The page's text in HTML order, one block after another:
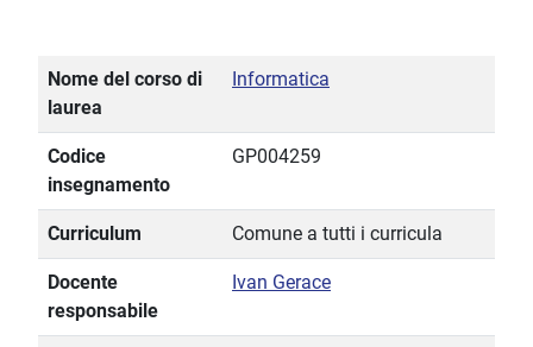
Nome del corso di
laurea
Informatica
Codice
insegnamento
GP004259
Curriculum Comune a tutti i curricula
Docente
responsabile
Ivan Gerace